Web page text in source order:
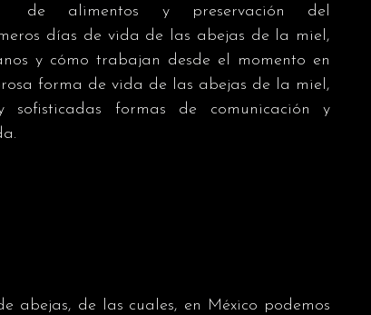
de alimentos y preservación del
días de vida de las abejas de la miel,
y cómo trabajan desde el momento en
forma de vida de las abejas de la miel,
formas de comunicación y
abejas, de las cuales, en México podemos